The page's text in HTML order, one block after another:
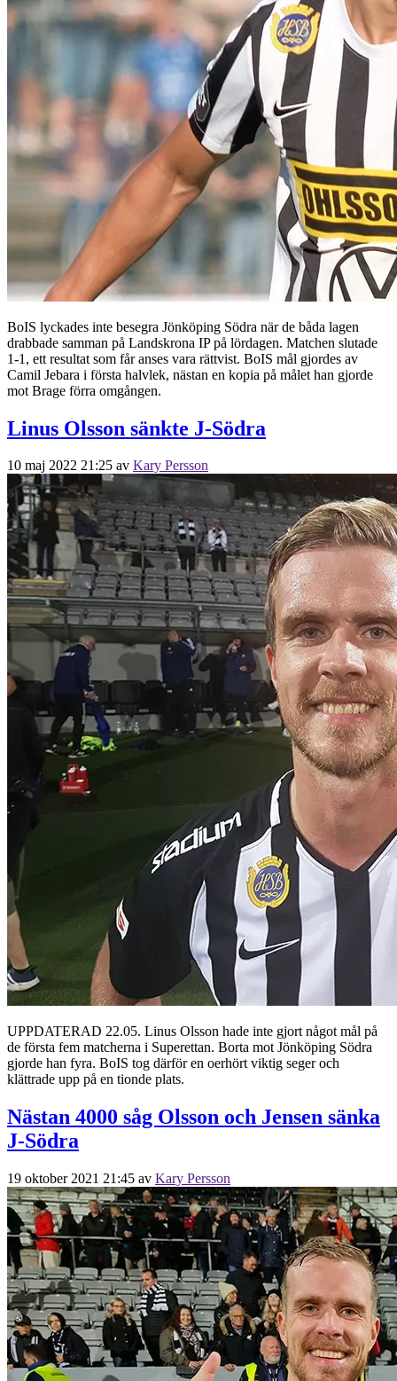
BoIS lyckades inte besegra Jönköping Södra när de båda lagen
drabbade samman på Landskrona IP på lördagen. Matchen slutade
1-1, ett resultat som får anses vara rättvist. BoIS mål gjordes av
Camil Jebara i första halvlek, nästan en kopia på målet han gjorde
mot Brage förra omgången.
Linus Olsson sänkte J-Södra
10 maj 2022 21:25 av Kary Persson
UPPDATERAD 22.05. Linus Olsson hade inte gjort något mål på
de första fem matcherna i Superettan. Borta mot Jönköping Södra
gjorde han fyra. BoIS tog därför en oerhört viktig seger och
klättrade upp på en tionde plats.
Nästan 4000 såg Olsson och Jensen sänka
J-Södra
19 oktober 2021 21:45 av Kary Persson